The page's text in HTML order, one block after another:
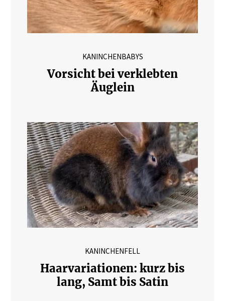
KANINCHENBABYS
Vorsicht bei verklebten
Äuglein
KANINCHENFELL
Haarvariationen: kurz bis
lang, Samt bis Satin